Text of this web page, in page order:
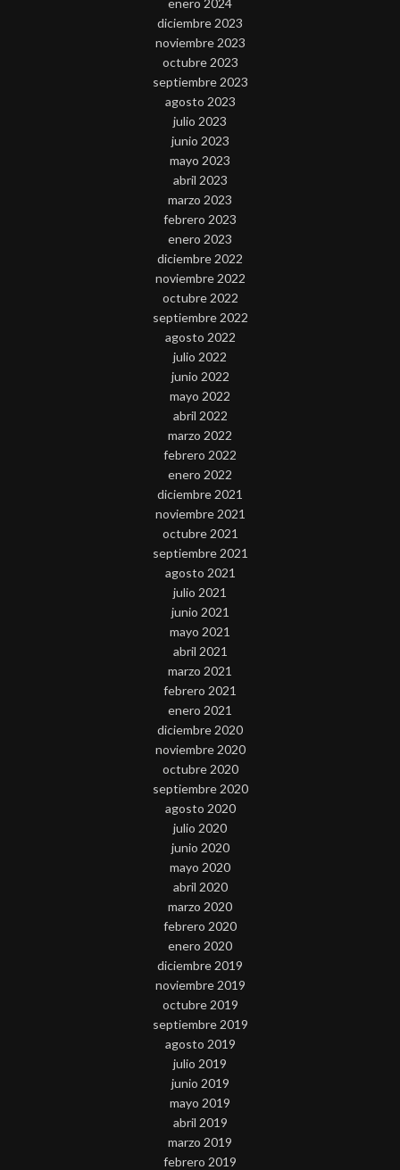
diciembre 2023
noviembre 2023
octubre 2023
septiembre 2023
agosto 2023
julio 2023
junio 2023
mayo 2023
abril 2023
marzo 2023
febrero 2023
enero 2023
diciembre 2022
noviembre 2022
octubre 2022
septiembre 2022
agosto 2022
julio 2022
junio 2022
mayo 2022
abril 2022
marzo 2022
febrero 2022
enero 2022
diciembre 2021
noviembre 2021
octubre 2021
septiembre 2021
agosto 2021
julio 2021
junio 2021
mayo 2021
abril 2021
marzo 2021
febrero 2021
enero 2021
diciembre 2020
noviembre 2020
octubre 2020
septiembre 2020
agosto 2020
julio 2020
junio 2020
mayo 2020
abril 2020
marzo 2020
febrero 2020
enero 2020
diciembre 2019
noviembre 2019
octubre 2019
septiembre 2019
agosto 2019
julio 2019
junio 2019
mayo 2019
abril 2019
marzo 2019
febrero 2019